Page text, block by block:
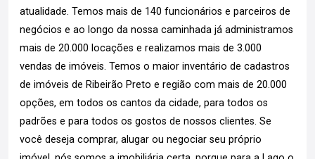
atualidade. Temos mais de 140 funcionários e parceiros de
negócios e ao longo da nossa caminhada já administramos
mais de 20.000 locações e realizamos mais de 3.000
vendas de imóveis. Temos o maior inventário de cadastros
de imóveis de Ribeirão Preto e região com mais de 20.000
opções, em todos os cantos da cidade, para todos os
padrões e para todos os gostos de nossos clientes. Se
você deseja comprar, alugar ou negociar seu próprio